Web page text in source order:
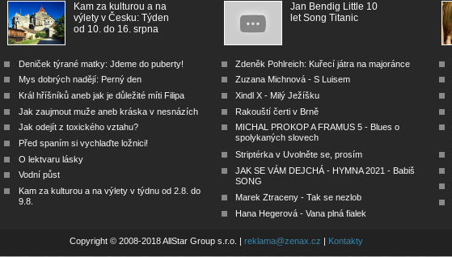
Kam za kulturou a na
výlety v Česku: Týden
od 10. do 16. srpna
Deniček týrané matky: Jdeme do puberty!
Mys dobrých nadějí: Perný den
Král hříšníků aneb jak je důležité míti Filipa
Jak zaujmout muže aneb kráska v nesnázích
Jak odejít z toxického vztahu?
Před spaním si vychlaďte ložnici!
O lektvaru lásky
Vodní půst
Kam za kulturou a na výlety v týdnu od 2.8. do
9.8.
Jan Bendig Little 10
let Song Titanic
Zdeněk Pohlreich: Kuřecí játra na majoránce
Zuzana Michnová - S Luisem
Xindl X - Milý Ježíšku
Rakouští čerti v Brně
MICHAL PROKOP A FRAMUS 5 - Blues o
spolykaných slovech
Striptérka v Uvolněte se, prosím
JAK SE VÁM DEJCHÁ - HYMNA 2021 - Babiš
SONG
Marek Ztraceny - Tak se nezlob
Hana Hegerová - Vana plná fialek
Copyright © 2008-2018 AllStar Group s.r.o. | reklama@zenax.cz | Kontakty